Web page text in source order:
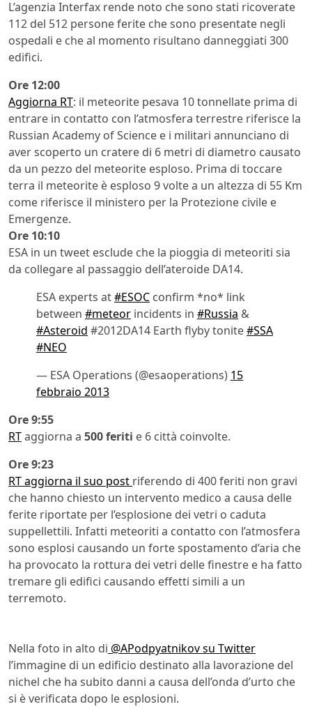
L’agenzia Interfax rende noto che sono stati ricoverate
112 del 512 persone ferite che sono presentate negli
ospedali e che al momento risultano danneggiati 300
edifici.
Ore 12:00
Aggiorna RT: il meteorite pesava 10 tonnellate prima di
entrare in contatto con l’atmosfera terrestre riferisce la
Russian Academy of Science e i militari annunciano di
aver scoperto un cratere di 6 metri di diametro causato
da un pezzo del meteorite esploso. Prima di toccare
terra il meteorite è esploso 9 volte a un altezza di 55 Km
come riferisce il ministero per la Protezione civile e
Emergenze.
Ore 10:10
ESA in un tweet esclude che la pioggia di meteoriti sia
da collegare al passaggio dell’ateroide DA14.
ESA experts at#ESOC confirm *no* link
between #meteor incidents in #Russia &
#Asteroid #2012DA14 Earth flyby tonite#SSA
#NEO
— ESA Operations (@esaoperations) 15
febbraio 2013
Ore 9:55
RTaggiorna a 500 feriti e 6 città coinvolte.
Ore 9:23
RT aggiorna il suo post riferendo di 400 feriti non gravi
che hanno chiesto un intervento medico a causa delle
ferite riportate per l’esplosione dei vetri o caduta
suppellettili. Infatti meteoriti a contatto con l’atmosfera
sono esplosi causando un forte spostamento d’aria che
ha provocato la rottura dei vetri delle finestre e ha fatto
tremare gli edifici causando effetti simili a un
terremoto.
Nella foto in alto di @APodpyatnikov su Twitter
l’immagine di un edificio destinato alla lavorazione del
nichel che ha subito danni a causa dell’onda d’urto che
si è verificata dopo le esplosioni.